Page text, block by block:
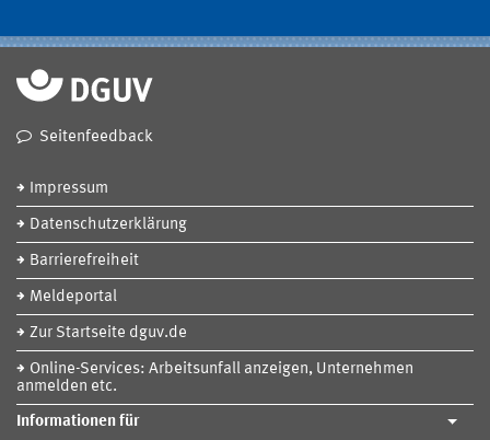
Seitenfeedback
Impressum
Datenschutzerklärung
Barrierefreiheit
Meldeportal
Zur Startseite dguv.de
Online-Services: Arbeitsunfall anzeigen, Unternehmen
anmelden etc.
Informationen für